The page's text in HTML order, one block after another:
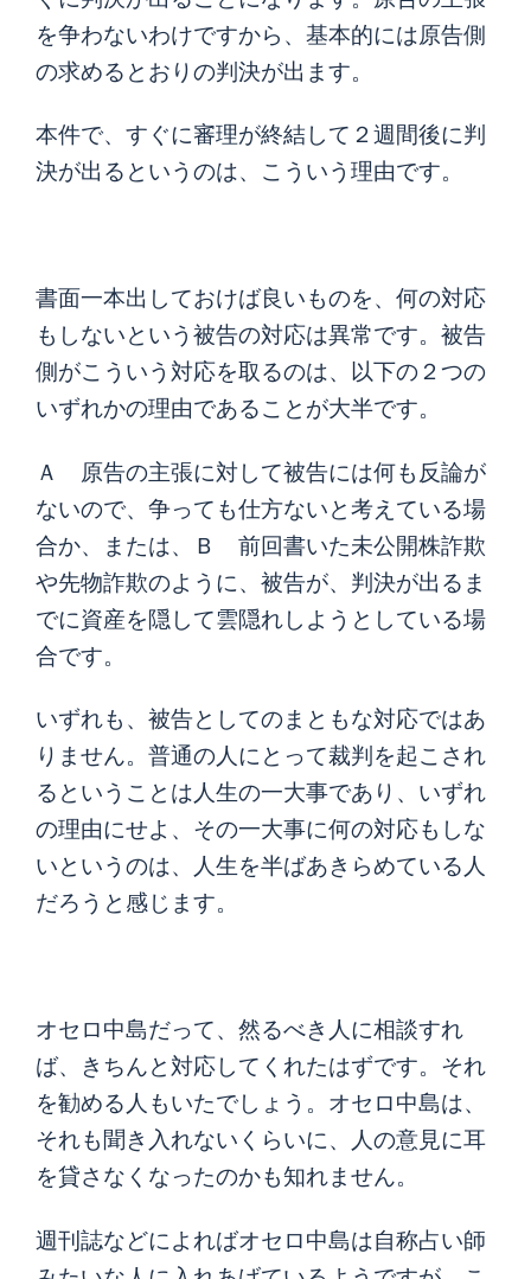
を争わないわけですから、基本的には原告側
の求めるとおりの判決が出ます。
本件で、すぐに審理が終結して２週間後に判
決が出るというのは、こういう理由です。
書面一本出しておけば良いものを、何の対応
もしないという被告の対応は異常です。被告
側がこういう対応を取るのは、以下の２つの
いずれかの理由であることが大半です。
Ａ 原告の主張に対して被告には何も反論が
ないので、争っても仕方ないと考えている場
合か、または、Ｂ 前回書いた未公開株詐欺
や先物詐欺のように、被告が、判決が出るま
でに資産を隠して雲隠れしようとしている場
合です。
いずれも、被告としてのまともな対応ではあ
りません。普通の人にとって裁判を起こされ
るということは人生の一大事であり、いずれ
の理由にせよ、その一大事に何の対応もしな
いというのは、人生を半ばあきらめている人
だろうと感じます。
オセロ中島だって、然るべき人に相談すれ
ば、きちんと対応してくれたはずです。それ
を勧める人もいたでしょう。オセロ中島は、
それも聞き入れないくらいに、人の意見に耳
を貸さなくなったのかも知れません。
週刊誌などによればオセロ中島は自称占い師